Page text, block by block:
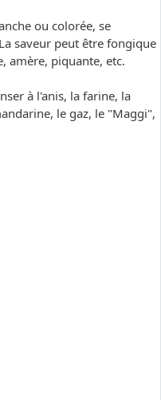
ou colorée, se
saveur peut être fongique
amère, piquante, etc.
à l'anis, la farine, la
le gaz, le "Maggi",